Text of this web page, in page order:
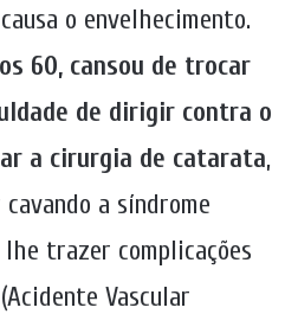
o envelhecimento.
60, cansou de trocar
de dirigir contra o
a cirurgia de catarata,
a síndrome
trazer complicações
Vascular